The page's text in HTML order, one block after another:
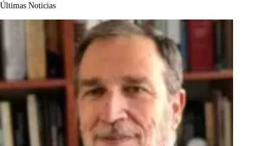
Últimas Noticias